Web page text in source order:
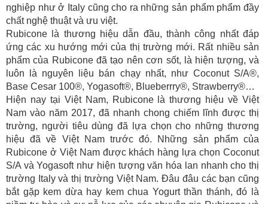
nghiệp như ở Italy cũng cho ra những sản phẩm phẩm đầy
chất nghệ thuật và ưu việt.
Rubicone là thương hiệu dẫn đầu, thành công nhất đáp
ứng các xu hướng mới của thị trường mới. Rất nhiều sản
phẩm của Rubicone đã tạo nên cơn sốt, là hiện tượng, và
luôn là nguyên liệu bán chạy nhất, như Coconut S/A®,
Base Cesar 100®, Yogasoft®, Blueberrry®, Strawberry®…
Hiện nay tại Việt Nam, Rubicone là thương hiệu về Việt
Nam vào năm 2017, đã nhanh chong chiếm lĩnh được thị
trường, người tiêu dùng đã lựa chọn cho những thương
hiệu đã về Việt Nam trước đó. Những sản phẩm của
Rubicone ở Việt Nam được khách hàng lựa chọn Coconut
S/A và Yogasoft như hiện tượng văn hóa lan nhanh cho thị
trường Italy và thị trường Việt Nam. Đâu đâu các bạn cũng
bắt gặp kem dừa hay kem chua Yogurt thần thánh, đó là